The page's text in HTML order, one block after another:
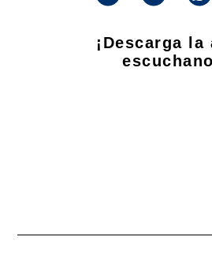
¡Descarga la